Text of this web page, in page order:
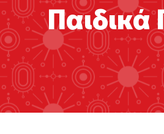
Παιδικά